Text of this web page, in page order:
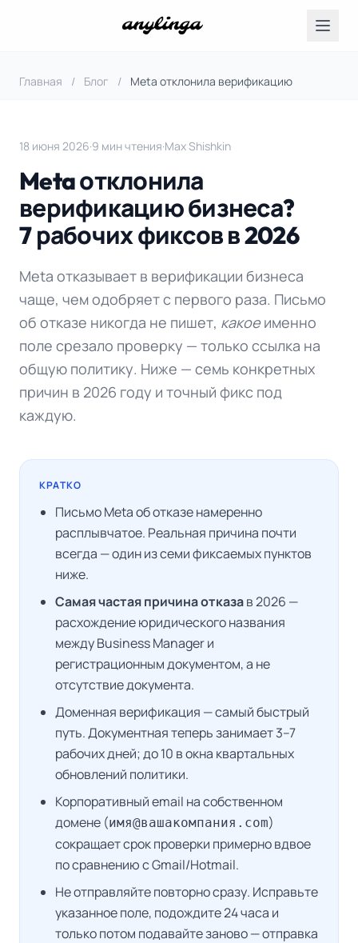
Главная / Блог / Meta отклонила верификацию
18 июня 2026·9 мин чтения·Max Shishkin
Meta отклонила
верификацию бизнеса?
7 рабочих фиксов в 2026
Meta отказывает в верификации бизнеса
чаще, чем одобряет с первого раза. Письмо
об отказе никогда не пишет, какоеименно
поле срезало проверку — только ссылка на
общую политику. Ниже — семь конкретных
причин в 2026 году и точный фикс под
каждую.
КРАТКО
Письмо Meta об отказе намеренно
расплывчатое. Реальная причина почти
всегда — один из семи фиксаемых пунктов
ниже.
Самая частая причина отказав 2026 —
расхождение юридического названия
между Business Manager и
регистрационным документом, а не
отсутствие документа.
Доменная верификация — самый быстрый
путь. Документная теперь занимает 3–7
рабочих дней; до 10 в окна квартальных
обновлений политики.
Корпоративный email на собственном
домене (имя@вашакомпания.com)
сокращает срок проверки примерно вдвое
по сравнению с Gmail/Hotmail.
Не отправляйте повторно сразу. Исправьте
указанное поле, подождите 24 часа и
только потом подавайте заново — отправка